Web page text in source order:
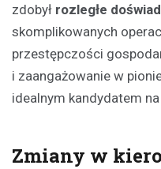
zdobył rozległe
skomplikowanych
przestępczości
i zaangażowanie w
idealnym kandydatem
Zmiany w